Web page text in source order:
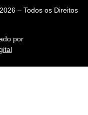
– Todos os Direitos
por